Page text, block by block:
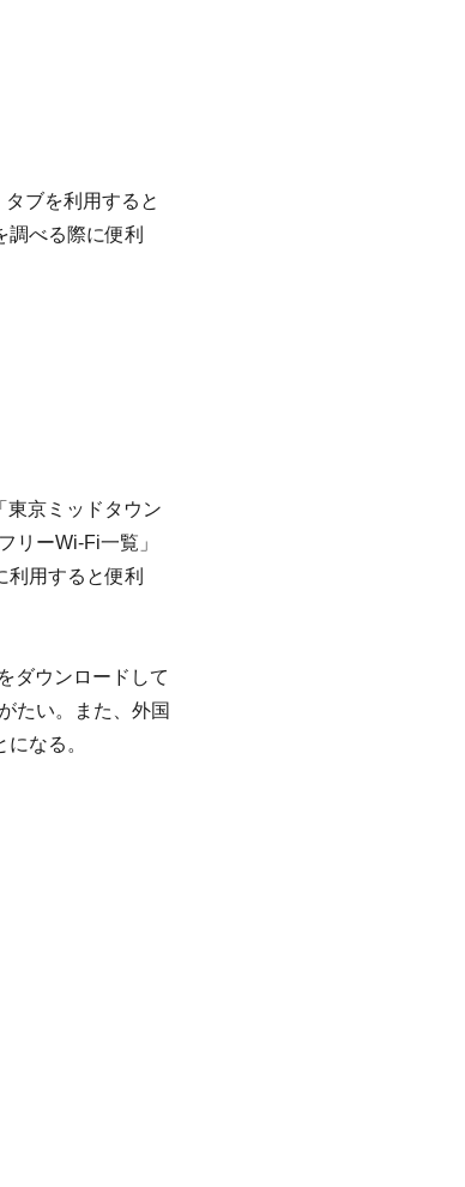
ブを利用すると
べる際に便利
東京ミッドタウン
リーWi-Fi一覧」
用すると便利
ダウンロードして
たい。また、外国
なる。